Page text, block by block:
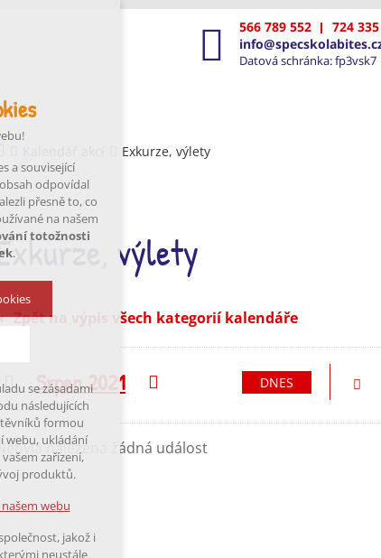
566 789 552
724
Datová schránka: fp3vsk7
Exkurze, výlety
výlety
Zpět na výpis všech kategorií kalendáře
Předchozí
Srpen 2021 DNES
nalezena žádná událost
a související
odpovídal
přesně to, co
na našem
totožnosti
.
apod.
vyhodnocení
se zásadami
následujících
formou
webu, ukládání
zařízení,
produktů.
webu
jakož i
neustále